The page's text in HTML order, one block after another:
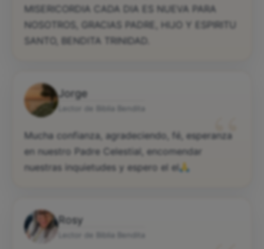
MISERICORDIA CADA DIA ES NUEVA PARA
NOSOTROS, GRACIAS PADRE, HIJO Y ESPIRITU
SANTO, BENDITA TRINIDAD.
Jorge
“
Mucha confianza, agradeciendo, fé, esperanza
en nuestro Padre Celestial, encomendar
nuestras inquietudes y espero el el
Rosy